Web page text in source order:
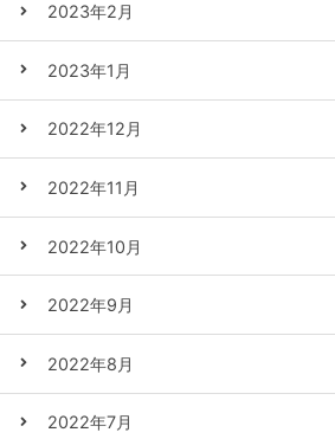
2023年2月
2023年1月
2022年12月
2022年11月
2022年10月
2022年9月
2022年8月
2022年7月